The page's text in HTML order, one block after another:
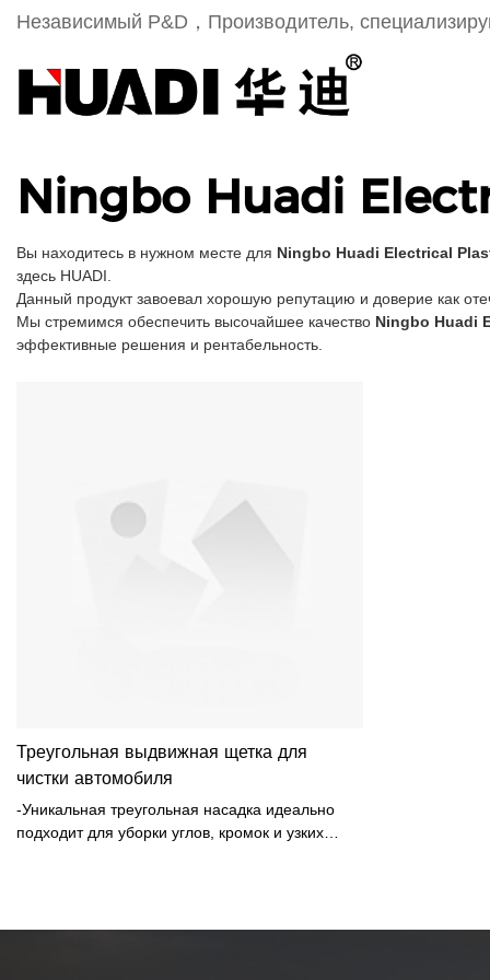
Независимый Р&D，Производитель,
Ningbo Huadi
Вы находитесь в нужном месте для Ningbo Huadi Electrical
здесь HUADI.
Данный продукт завоевал хорошую репутацию и доверие как
Мы стремимся обеспечить высочайшее качество Ningbo Huadi
эффективные решения и рентабельность.
Треугольная выдвижная щетка для
чистки автомобиля
-Уникальная треугольная насадка идеально
подходит для уборки углов, кромок и узких